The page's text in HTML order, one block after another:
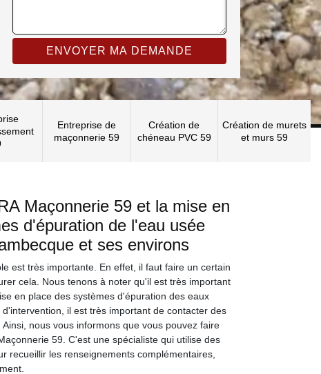
Entreprise de
maçonnerie 59
Création de
chéneau PVC 59
Création de murets
et murs 59
Maçonnerie 59 et la mise en
d'épuration de l'eau usée
et ses environs
est très importante. En effet, il faut faire un certain
cela. Nous tenons à noter qu'il est très important
en place des systèmes d'épuration des eaux
il est très important de contacter des
nous vous informons que vous pouvez faire
59. C'est une spécialiste qui utilise des
recueillir les renseignements complémentaires,